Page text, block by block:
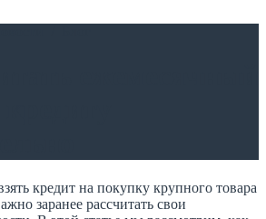
кредит на покупку крупного товара
заранее рассчитать свои